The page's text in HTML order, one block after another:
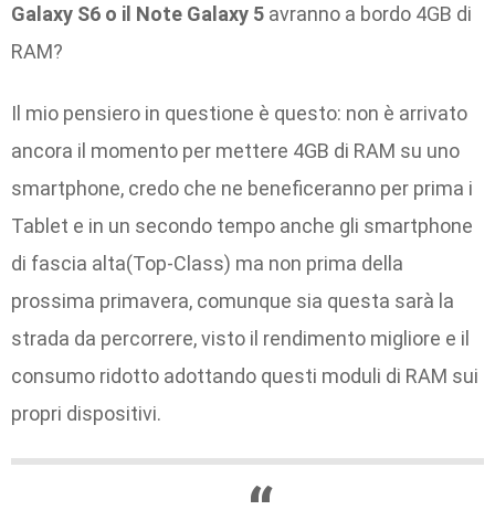
Galaxy S6 o il Note Galaxy 5 avranno a bordo 4GB di
RAM?
Il mio pensiero in questione è questo: non è arrivato
ancora il momento per mettere 4GB di RAM su uno
smartphone, credo che ne beneficeranno per prima i
Tablet e in un secondo tempo anche gli smartphone
di fascia alta(Top-Class) ma non prima della
prossima primavera, comunque sia questa sarà la
strada da percorrere, visto il rendimento migliore e il
consumo ridotto adottando questi moduli di RAM sui
propri dispositivi.